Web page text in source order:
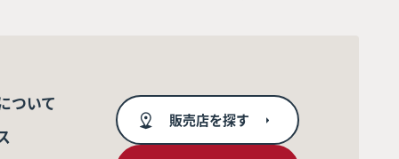
ついて
販売店を探す